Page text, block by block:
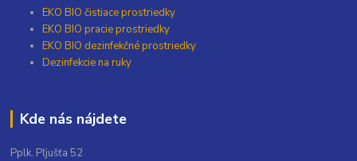
EKO BIO čistiace prostriedky
EKO BIO pracie prostriedky
EKO BIO dezinfekčné prostriedky
Dezinfekcie na ruky
Kde nás nájdete
Pplk. Pľjušťa 52